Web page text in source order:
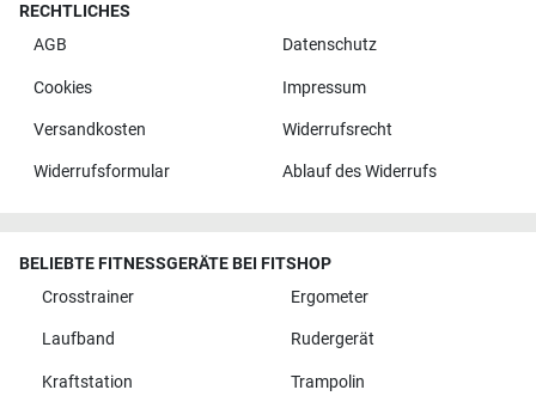
RECHTLICHES
AGB
Datenschutz
Cookies Impressum
Versandkosten Widerrufsrecht
Widerrufsformular Ablauf des Widerrufs
BELIEBTE FITNESSGERÄTE BEI FITSHOP
Crosstrainer
Ergometer
Laufband Rudergerät
Kraftstation Trampolin